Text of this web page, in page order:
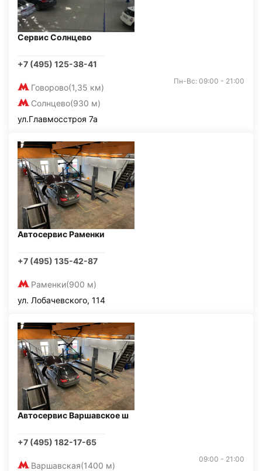
Сервис Солнцево
+7 (495) 125-38-41
Говорово(1,35 км)
Солнцево(930 м)
Пн-Вс: 09:00 - 21:00
ул.Главмосстроя 7а
Автосервис Раменки
+7 (495) 135-42-87
Раменки(900 м)
ул. Лобачевского, 114
Автосервис Варшавское ш
+7 (495) 182-17-65
Варшавская(1400 м)
09:00 - 21:00